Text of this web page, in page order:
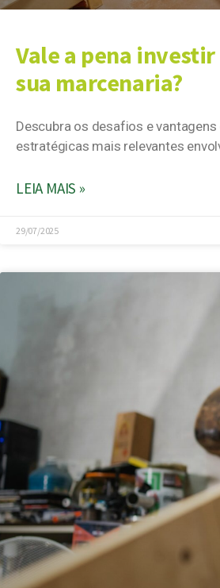
Vale a pena
sua marcenaria?
Descubra os desafios e
estratégicas mais relevantes
LEIA MAIS »
29/07/2025